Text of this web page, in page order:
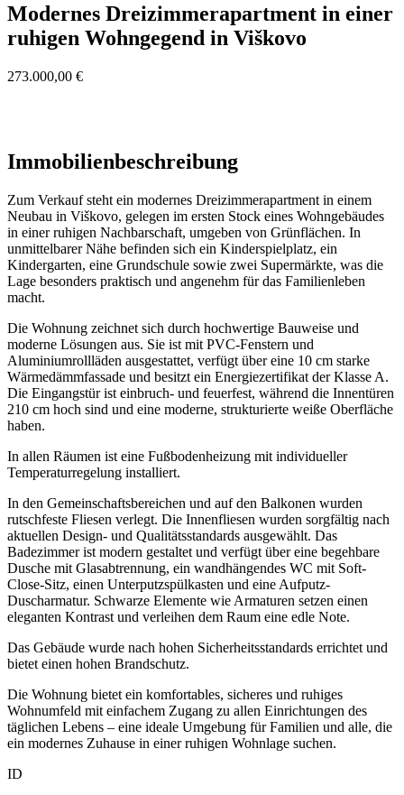
Modernes Dreizimmerapartment in einer
ruhigen Wohngegend in Viškovo
273.000,00 €
Immobilienbeschreibung
Zum Verkauf steht ein modernes Dreizimmerapartment in einem
Neubau in Viškovo, gelegen im ersten Stock eines Wohngebäudes
in einer ruhigen Nachbarschaft, umgeben von Grünflächen. In
unmittelbarer Nähe befinden sich ein Kinderspielplatz, ein
Kindergarten, eine Grundschule sowie zwei Supermärkte, was die
Lage besonders praktisch und angenehm für das Familienleben
macht.
Die Wohnung zeichnet sich durch hochwertige Bauweise und
moderne Lösungen aus. Sie ist mit PVC-Fenstern und
Aluminiumrollläden ausgestattet, verfügt über eine 10 cm starke
Wärmedämmfassade und besitzt ein Energiezertifikat der Klasse A.
Die Eingangstür ist einbruch- und feuerfest, während die Innentüren
210 cm hoch sind und eine moderne, strukturierte weiße Oberfläche
haben.
In allen Räumen ist eine Fußbodenheizung mit individueller
Temperaturregelung installiert.
In den Gemeinschaftsbereichen und auf den Balkonen wurden
rutschfeste Fliesen verlegt. Die Innenfliesen wurden sorgfältig nach
aktuellen Design- und Qualitätsstandards ausgewählt. Das
Badezimmer ist modern gestaltet und verfügt über eine begehbare
Dusche mit Glasabtrennung, ein wandhängendes WC mit Soft-
Close-Sitz, einen Unterputzspülkasten und eine Aufputz-
Duscharmatur. Schwarze Elemente wie Armaturen setzen einen
eleganten Kontrast und verleihen dem Raum eine edle Note.
Das Gebäude wurde nach hohen Sicherheitsstandards errichtet und
bietet einen hohen Brandschutz.
Die Wohnung bietet ein komfortables, sicheres und ruhiges
Wohnumfeld mit einfachem Zugang zu allen Einrichtungen des
täglichen Lebens – eine ideale Umgebung für Familien und alle, die
ein modernes Zuhause in einer ruhigen Wohnlage suchen.
ID